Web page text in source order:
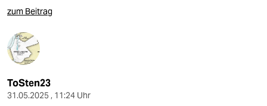
zum Beitrag
ToSten23
31.05.2025 , 11:24 Uhr